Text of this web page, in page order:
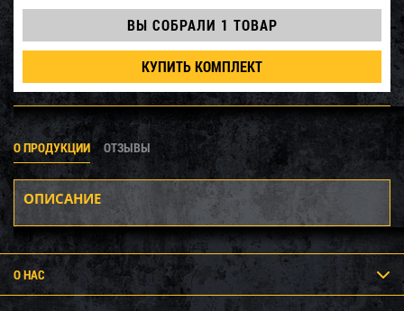
ВЫ СОБРАЛИ 1 ТОВАР
КУПИТЬ КОМПЛЕКТ
О ПРОДУКЦИИ ОТЗЫВЫ
ОПИСАНИЕ
О НАС